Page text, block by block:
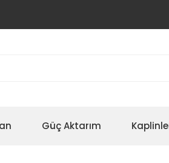
Güç Aktarım